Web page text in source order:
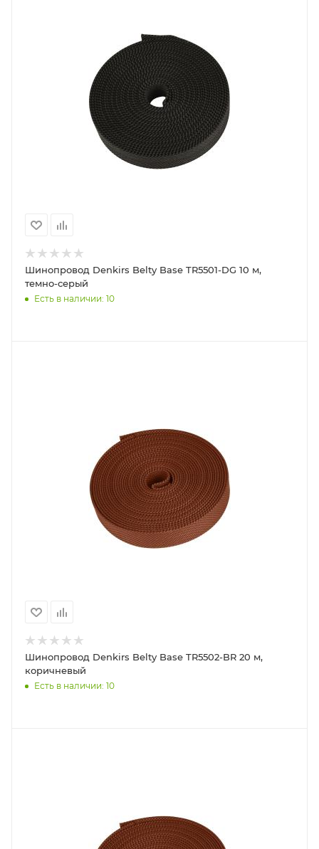
Шинопровод Denkirs Belty Base TR5501-DG 10 м,
темно-серый
Есть в наличии: 10
Шинопровод Denkirs Belty Base TR5502-BR 20 м,
коричневый
Есть в наличии: 10